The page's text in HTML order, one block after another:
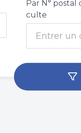
Par N° postal
culte